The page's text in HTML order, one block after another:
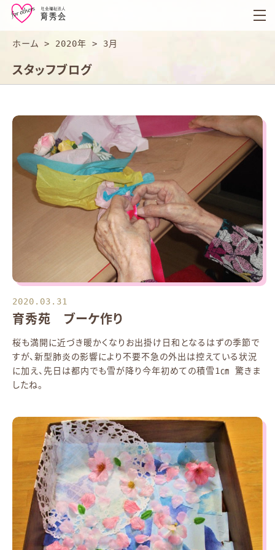
育
秀
会
ホーム > 2020年 > 3月
スタッフブログ
2020.03.31
育秀苑 ブーケ作り
桜も満開に近づき暖かくなりお出掛け日和となるはずの季節で
すが、新型肺炎の影響により不要不急の外出は控えている状況
に加え、先日は都内でも雪が降り今年初めての積雪1㎝ 驚きま
したね。